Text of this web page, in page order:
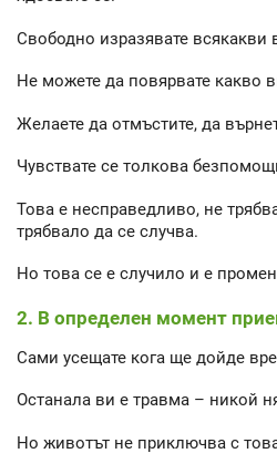
Свободно изразявате
Не можете да повярвате какво
Желаете да отмъстите, да
Чувствате се толкова
Това е несправедливо, не
трябвало да се случва.
Но това се е случило и е
2. В определен момент
Сами усещате кога ще дойде
Останала ви е травма – никой
Но животът не приключва с